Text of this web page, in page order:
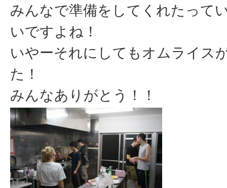
みんなで準備をしてくれたって
いですよね！
いやーそれにしてもオムライス
た！
みんなありがとう！！